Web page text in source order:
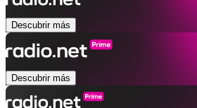
Descubrir más
Descubrir más